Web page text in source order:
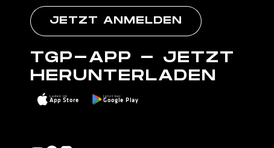
JETZT ANMELDEN
TGP-APP - JETZT
HERUNTERLADEN
Laden im
App Store
Jetzt bei
Google Play